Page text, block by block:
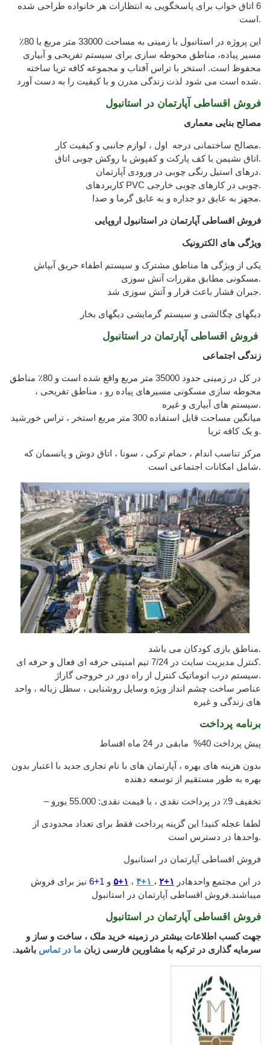
6 اتاق خواب برای پاسخگویی به انتظارات هر خانواده طراحی شده
است.
این پروژه در استانبول با زمینی به مساحت 33000 متر مربع با 80٪
مسیر پیاده، مناطق محوطه سازی برای سیستم تفریحی و آبیاری
محفوظ است. استخر با تراس آفتاب و مجموعه کافه تریا ساخته
شده است می شود لذت زندگی مدرن و با کیفیت را به دست آورد.
فروش اقساطی آپارتمان در استانبول
مصالح بنایی معماری
مصالح ساختمانی درجه اول ، لوازم جانبی و کیفیت کار.
اتاق نشیمن با کف پارکت و کفپوش با روکش چوبی اتاق.
درهای استیل رنگی چوبی در ورودی آپارتمان.
کاربردهای PVC چوبی در کارهای چوبی خارجی.
مجهز به عایق دو جداره و به عایق گرما و صدا.
فروش اقساطی آپارتمان در استانبول اروپایی
ویژگی های الکترونیک
یکی از ویژگی ها مناطق مشترک و سیستم اطفاء حریق آبپاش
مسکونی مطابق مقررات آتش سوزی.
جبران فشار باعث فرار و آتش سوزی شد.
دیگهای چگالشی و سیستم گرمایشی دیگهای بخار
زندگی اجتماعی
در کل در زمینی حدود 35000 متر مربع واقع شده است و 80٪ مناطق
محوطه سازی مسکونی مسیرهای پیاده رو ، مناطق تفریحی ،
سیستم های آبیاری و غیره.
میانگین مساحت قابل استفاده 300 متر مربع استخر ، تراس خورشید
و یک کافه تریا.
مرکز تناسب اندام ، حمام ترکی ، سونا ، اتاق دوش و پانسمان که
شامل امکانات اجتماعی است.
مناطق بازی کودکان می باشد.
کنترل مدیریت سایت در 7/24 تیم امنیتی حرفه ای فعال و حرفه ای.
سیستم درب اتوماتیک کنترل از راه دور در خروجی گاراژ.
عناصر ساخت چشم انداز ویژه وسایل روشنایی ، سطل زباله ، واحد
های زندگی و غیره
برنامه پرداخت
پیش پرداخت 40% مابقی در 24 ماه اقساط
بدون هزینه های بهره ، آپارتمان های با نام تجاری جدید با اعتبار بدون
بهره به طور مستقیم از توسعه دهنده
– تخفیف 9٪ در پرداخت نقدی ، با قیمت نقدی: 55.000 یورو
واحدها در دسترس است.
فروش اقساطی آپارتمان در استانبول
در این مجتمع واحدهادر ۱+۲ ، ، ۱+۵ و 1+6
نیز برای فروش
میباشند.فروش اقساطی آپارتمان در استانبول
فروش اقساطی آپارتمان در استانبول
جهت کسب اطلاعات بیشتر در زمینه خرید ملک ، ساخت و ساز و
سرمایه گذاری در ترکیه با مشاورین فارسی زبان ما در تماس باشید.